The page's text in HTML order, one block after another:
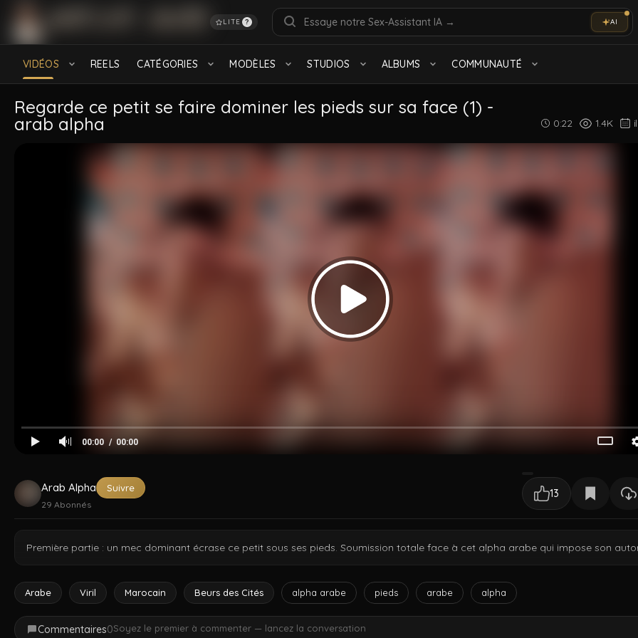
LITE ? AI
Black
Interracial
48 videos
VIDÉOS REELS CATÉGORIES MODÈLES STUDIOS ALBUMS COMMUNAUTÉ
Regarde ce petit se faire dominer les pieds sur sa face (1) -
arab alpha
0:22 1.4K
00:00 00:00
Arab Alpha Suivre
29 Abonnés
13
Première partie : un mec dominant écrase ce petit sous ses pieds. Soumission totale face à cet alpha arabe qui impose son
Arabe Viril Marocain Beurs des Cités alpha arabe pieds arabe alpha
Commentaires0Soyez le premier à commenter — lancez la conversation